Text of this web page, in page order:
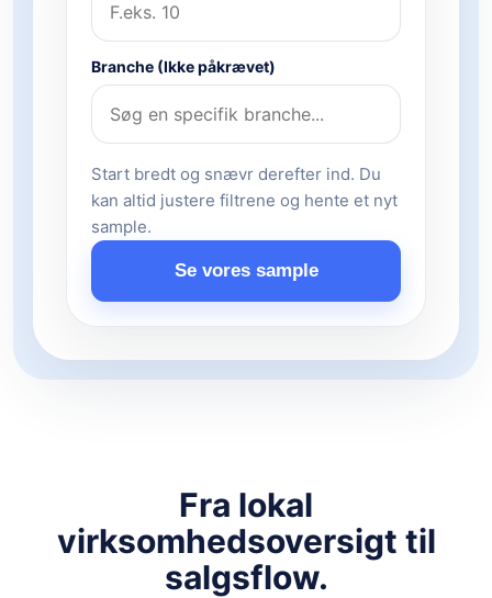
Branche (Ikke påkrævet)
Start bredt og snævr derefter ind. Du
kan altid justere filtrene og hente et nyt
sample.
Se vores sample
Fra lokal
virksomhedsoversigt til
salgsflow.